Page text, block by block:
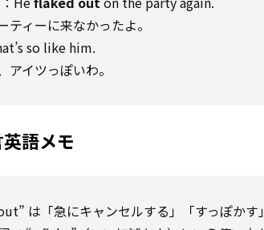
ティーに来なかったよ。
so like him.
アイツっぽいわ。
語メモ
は「急にキャンセルする」「すっぽか